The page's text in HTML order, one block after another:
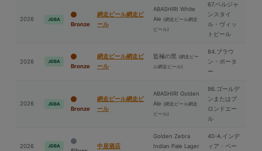
2026 JGBA
Bronze
網走ビール網走ビ
ール
ABASHIRI White
Ale (網走ビール網走
ビール)
67.ベルジャ
ンスタイ
ル・ヴィッ
トビール
2026 JGBA
Bronze
網走ビール網走ビ
ール
監極の⿊ (網走ビー
ル網走ビール)
84.ブラウ
ン・ポータ
ー
2026 JGBA
Bronze
網走ビール網走ビ
ール
ABASHIRI Golden
Ale (網走ビール網走
ビール)
96.ゴールデ
ンまたはブ
ロンドエー
ル
2026 JGBA 中居酒店
Golden Zebra
Indian Pale Lager
40-A.インデ
ィア・ペー